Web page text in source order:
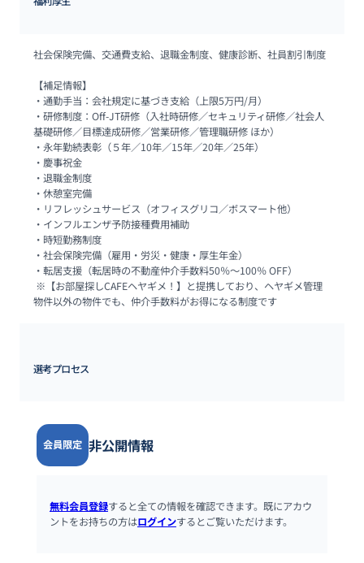
社会保険完備、交通費支給、退職金制度、健康診断、社員割引制度
【補足情報】
・通勤手当：会社規定に基づき支給（上限5万円/月）
・研修制度：Off-JT研修（入社時研修／セキュリティ研修／社会人
基礎研修／目標達成研修／営業研修／管理職研修 ほか）
・永年勤続表彰（５年／10年／15年／20年／25年）
・慶事祝金
・退職金制度
・休憩室完備
・リフレッシュサービス（オフィスグリコ／ボスマート他）
・インフルエンザ予防接種費用補助
・時短勤務制度
・社会保険完備（雇用・労災・健康・厚生年金）
・転居支援（転居時の不動産仲介手数料50％～100％ OFF）
物件以外の物件でも、仲介手数料がお得になる制度です
選考プロセス
会員限定 非公開情報
無料会員登録すると全ての情報を確認できます。既にアカウ
ントをお持ちの方はログインするとご覧いただけます。